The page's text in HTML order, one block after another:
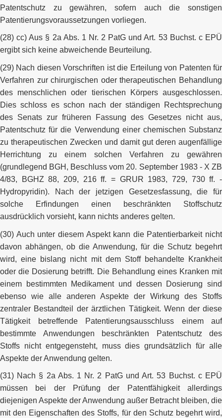
Patentschutz zu gewähren, sofern auch die sonstigen
Patentierungsvoraussetzungen vorliegen.
(28) cc) Aus § 2a Abs. 1 Nr. 2 PatG und Art. 53 Buchst. c EPÜ
ergibt sich keine abweichende Beurteilung.
(29) Nach diesen Vorschriften ist die Erteilung von Patenten für
Verfahren zur chirurgischen oder therapeutischen Behandlung
des menschlichen oder tierischen Körpers ausgeschlossen.
Dies schloss es schon nach der ständigen Rechtsprechung
des Senats zur früheren Fassung des Gesetzes nicht aus,
Patentschutz für die Verwendung einer chemischen Substanz
zu therapeutischen Zwecken und damit gut deren augenfällige
Herrichtung zu einem solchen Verfahren zu gewähren
(grundlegend BGH, Beschluss vom 20. September 1983 - X ZB
4/83, BGHZ 88, 209, 216 ff. = GRUR 1983, 729, 730 ff. -
Hydropyridin). Nach der jetzigen Gesetzesfassung, die für
solche Erfindungen einen beschränkten Stoffschutz
ausdrücklich vorsieht, kann nichts anderes gelten.
(30) Auch unter diesem Aspekt kann die Patentierbarkeit nicht
davon abhängen, ob die Anwendung, für die Schutz begehrt
wird, eine bislang nicht mit dem Stoff behandelte Krankheit
oder die Dosierung betrifft. Die Behandlung eines Kranken mit
einem bestimmten Medikament und dessen Dosierung sind
ebenso wie alle anderen Aspekte der Wirkung des Stoffs
zentraler Bestandteil der ärztlichen Tätigkeit. Wenn der diese
Tätigkeit betreffende Patentierungsausschluss einem auf
bestimmte Anwendungen beschränkten Patentschutz des
Stoffs nicht entgegensteht, muss dies grundsätzlich für alle
Aspekte der Anwendung gelten.
(31) Nach § 2a Abs. 1 Nr. 2 PatG und Art. 53 Buchst. c EPÜ
müssen bei der Prüfung der Patentfähigkeit allerdings
diejenigen Aspekte der Anwendung außer Betracht bleiben, die
mit den Eigenschaften des Stoffs, für den Schutz begehrt wird,